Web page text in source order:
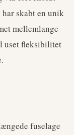
skabt en unik
mellemlange
uset fleksibilitet
fuselage